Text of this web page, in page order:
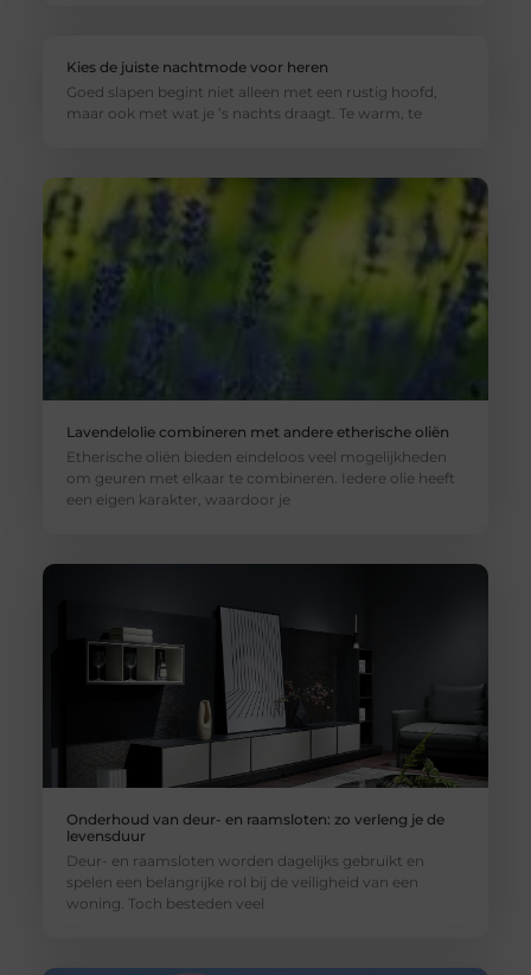
Kies de juiste nachtmode voor heren
Goed slapen begint niet alleen met een rustig hoofd,
maar ook met wat je ’s nachts draagt. Te warm, te
Lavendelolie combineren met andere etherische oliën
Etherische oliën bieden eindeloos veel mogelijkheden
om geuren met elkaar te combineren. Iedere olie heeft
een eigen karakter, waardoor je
Onderhoud van deur- en raamsloten: zo verleng je de
levensduur
Deur- en raamsloten worden dagelijks gebruikt en
spelen een belangrijke rol bij de veiligheid van een
woning. Toch besteden veel